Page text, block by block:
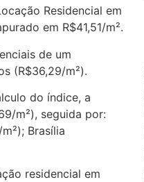
Residencial em
em R$41,51/m².
de um
(R$36,29/m²).
do índice, a
m²), seguida por:
Brasília
residencial em